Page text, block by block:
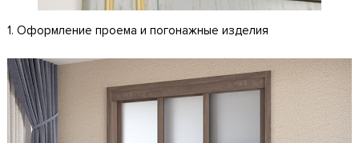
1. Оформление проема и погонажные изделия